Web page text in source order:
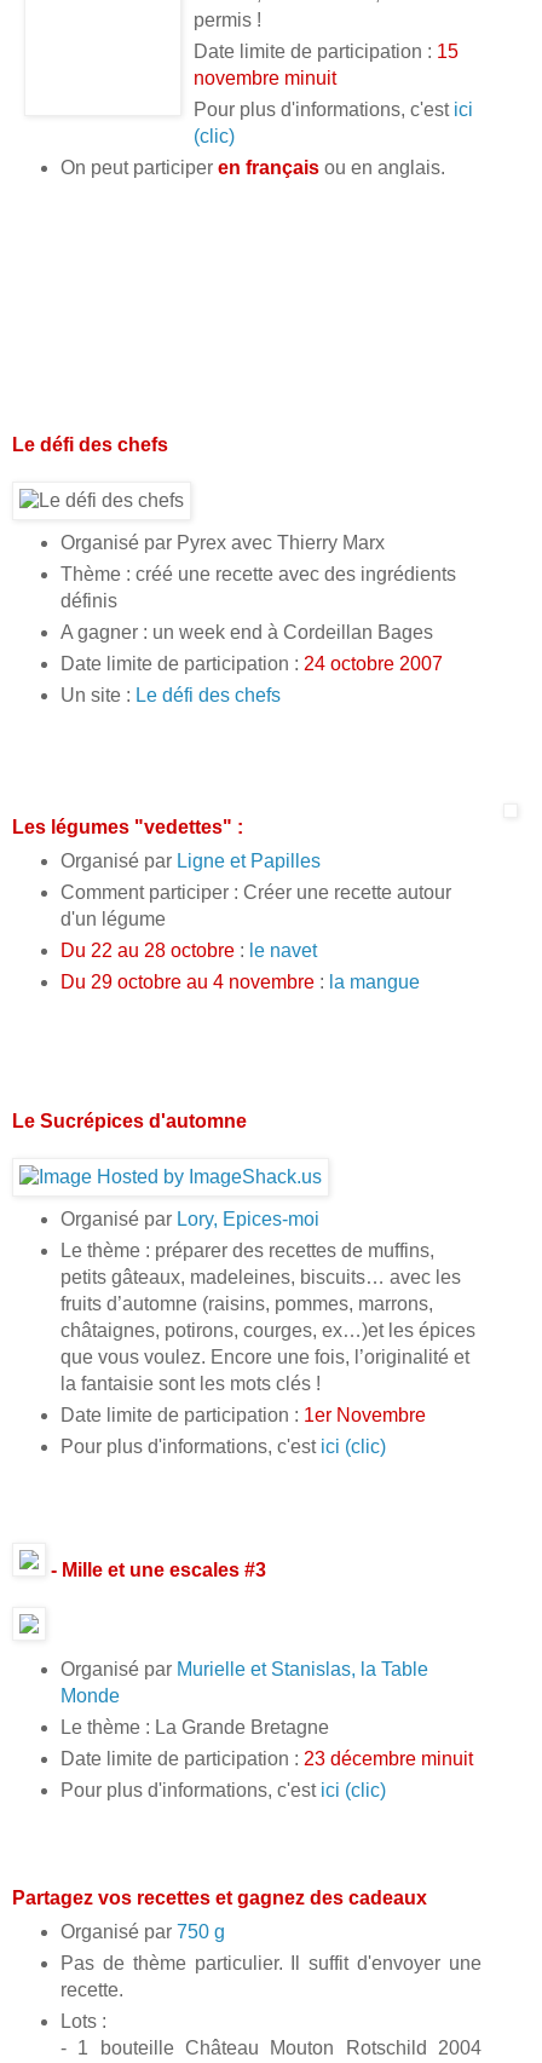
permis !
Date limite de participation : 15
novembre minuit
Pour plus d'informations, c'est ici
(clic)
On peut participer en françaisou en anglais.
Le défi des chefs
Organisé par Pyrex avec Thierry Marx
Thème : créé une recette avec des ingrédients
définis
A gagner : un week end à Cordeillan Bages
Date limite de participation : 24 octobre 2007
Un site : Le défi des chefs
Les légumes "vedettes" :
Organisé par Ligne et Papilles
Comment participer : Créer une recette autour
d'un légume
Du 22 au 28 octobre: le navet
Du 29 octobre au 4 novembre: la mangue
Le Sucrépices d'automne
Organisé par Lory, Epices-moi
Le thème : préparer des recettes de muffins,
petits gâteaux, madeleines, biscuits… avec les
fruits d’automne (raisins, pommes, marrons,
châtaignes, potirons, courges, ex…)et les épices
que vous voulez. Encore une fois, l’originalité et
la fantaisie sont les mots clés !
Date limite de participation : 1er Novembre
Pour plus d'informations, c'est ici (clic)
- Mille et une escales #3
Organisé par Murielle et Stanislas, la Table
Monde
Le thème : La Grande Bretagne
Date limite de participation : 23 décembre minuit
Pour plus d'informations, c'est ici (clic)
Partagez vos recettes et gagnez des cadeaux
Organisé par 750 g
Pas de thème particulier. Il suffit d'envoyer une
recette.
Lots :
- 1 bouteille Château Mouton Rotschild 2004